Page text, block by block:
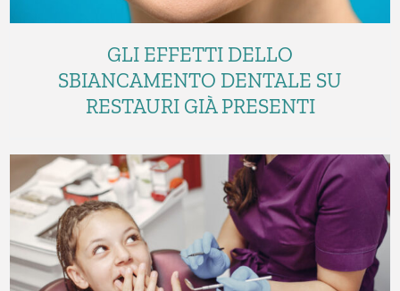
GLI EFFETTI DELLO
SBIANCAMENTO DENTALE SU
RESTAURI GIÀ PRESENTI